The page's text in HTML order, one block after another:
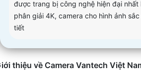
được trang bị công nghệ hiện đại nhất
phân giải 4K, camera cho hình ảnh
tiết
thiệu về Camera Vantech Việt